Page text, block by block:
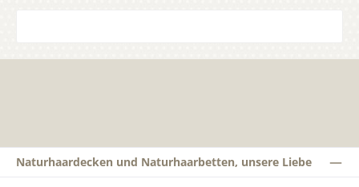
Naturhaardecken und Naturhaarbetten, unsere Liebe